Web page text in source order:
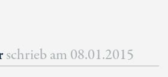
schrieb am 08.01.2015